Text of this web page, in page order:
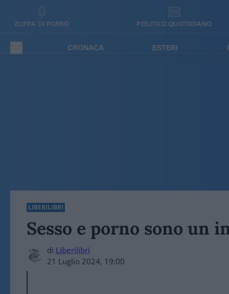
ZUPPA DI PORRO POLITICO QUOTIDIANO
CRONACA ESTERI
LIBERILIBRI
Sesso e porno sono un
di Liberilibri
21 Luglio 2024, 19:00